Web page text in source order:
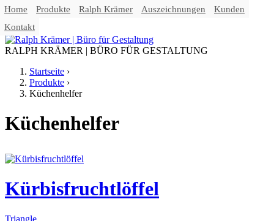
Jump to navigation
Home Produkte Ralph Krämer Auszeichnungen
Kunden
Kontakt
RALPH KRÄMER | BÜRO FÜR GESTALTUNG
Sie sind hier
Startseite ›
Produkte ›
Küchenhelfer
Küchenhelfer
Kürbisfruchtlöffel
Triangle